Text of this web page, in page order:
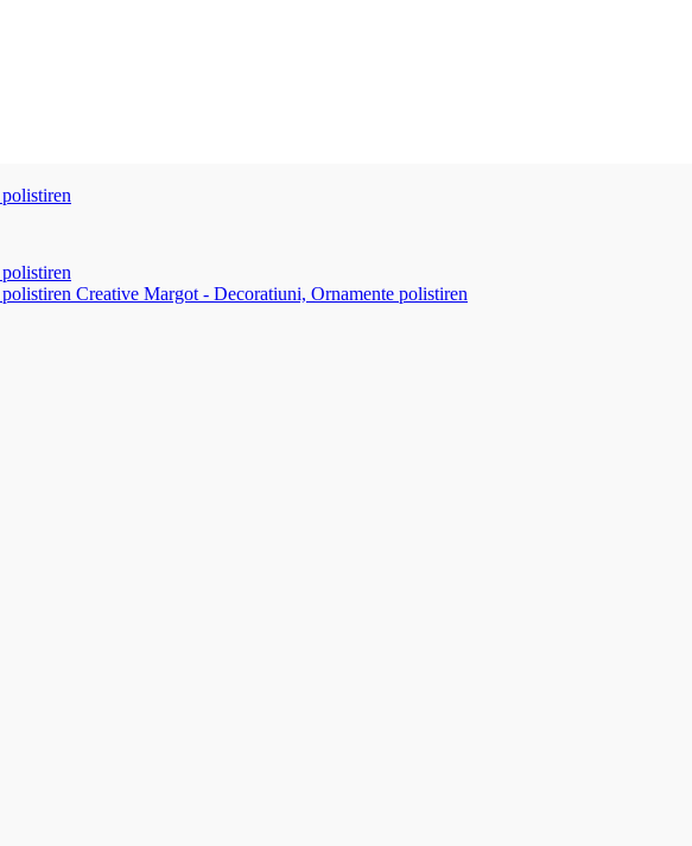
Creative Margot - Decoratiuni, Ornamente polistiren